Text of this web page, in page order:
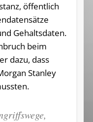
öffentlich
Gehaltsdaten.
beim
dazu, dass
Stanley